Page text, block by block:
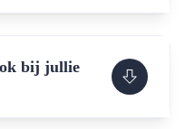
bij jullie